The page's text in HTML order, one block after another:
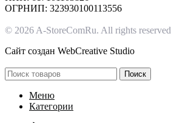
ОГРНИП: 323930100113556
© 2026 A-StoreComRu. All rights reserved
Сайт создан WebCreative Studio
Поиск
Меню
Категории